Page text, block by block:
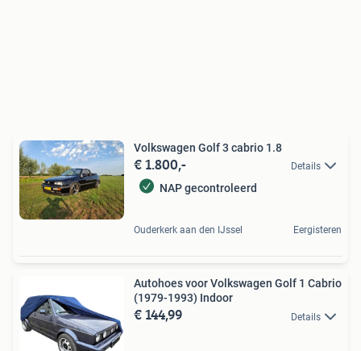
Volkswagen Golf 3 cabrio 1.8
€ 1.800,- Details
NAP gecontroleerd
Ouderkerk aan den IJssel Eergisteren
Autohoes voor Volkswagen Golf 1 Cabrio
(1979-1993) Indoor
€ 144,99 Details